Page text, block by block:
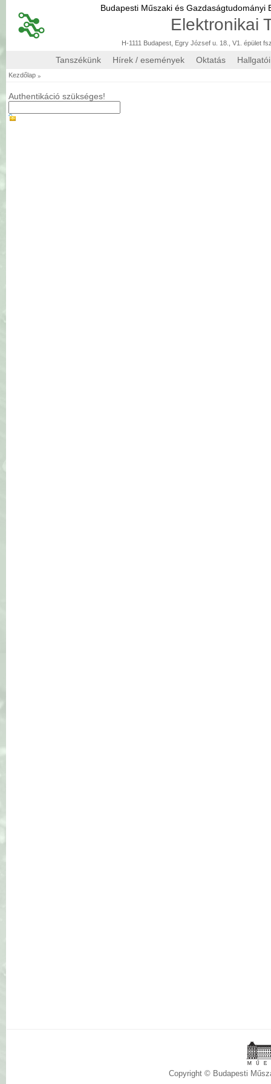
Budapesti Műszaki és Gazdaságtudományi
Elektronikai
H-1111 Budapest, Egry József u. 18., V1. épület
Tanszékünk Hírek / események Oktatás
Kezdőlap »
Authentikáció szükséges!
Copyright © Budapesti